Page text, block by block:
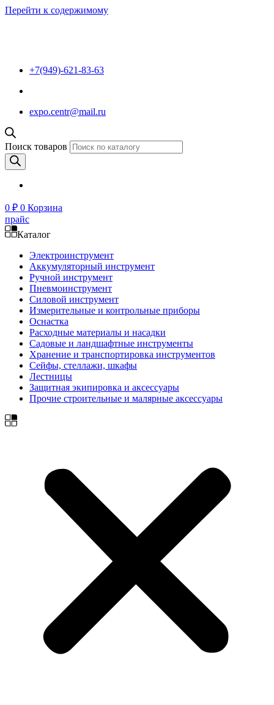
Перейти к содержимому
+7(949)-621-83-63
expo.centr@mail.ru
Поиск товаров
0 ₽ 0 Корзина
прайс
Каталог
Электроинструмент
Аккумуляторный инструмент
Ручной инструмент
Пневмоинструмент
Силовой инструмент
Измерительные и контрольные приборы
Оснастка
Расходные материалы и насадки
Садовые и ландшафтные инструменты
Хранение и транспортировка инструментов
Сейфы, стеллажи, шкафы
Лестницы
Защитная экипировка и аксессуары
Прочие строительные и малярные аксессуары